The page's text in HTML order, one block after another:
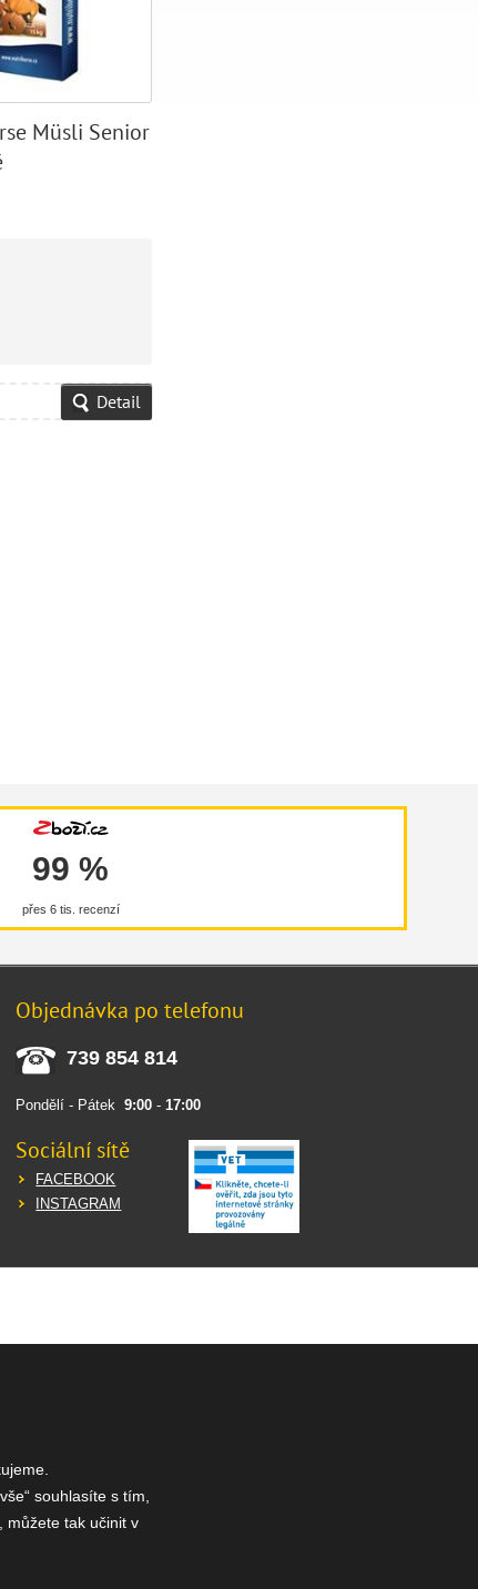
Müsli Senior
Detail
99 %
přes 6 tis. recenzí
Objednávka po telefonu
739 854 814
Pondělí - Pátek9:00 -17:00
Sociální sítě
FACEBOOK
INSTAGRAM
souhlasíte s tím,
můžete tak učinit v